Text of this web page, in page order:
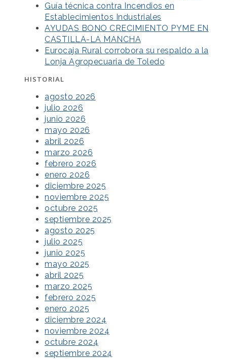
Guía técnica contra Incendios en
Establecimientos Industriales
AYUDAS BONO CRECIMIENTO PYME EN
CASTILLA-LA MANCHA
Eurocaja Rural corrobora su respaldo a la
Lonja Agropecuaria de Toledo
HISTORIAL
agosto 2026
julio 2026
junio 2026
mayo 2026
abril 2026
marzo 2026
febrero 2026
enero 2026
diciembre 2025
noviembre 2025
octubre 2025
septiembre 2025
agosto 2025
julio 2025
junio 2025
mayo 2025
abril 2025
marzo 2025
febrero 2025
enero 2025
diciembre 2024
noviembre 2024
octubre 2024
septiembre 2024